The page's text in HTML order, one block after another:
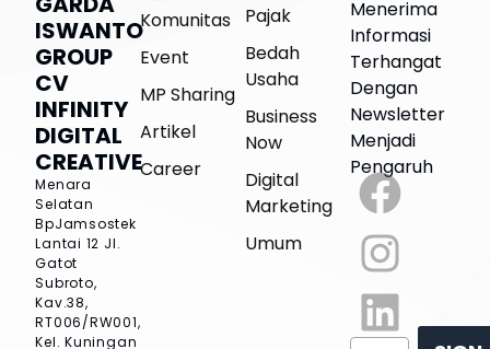
ISWANTO
GROUP
CV
INFINITY
DIGITAL
CREATIVE
Menara
Selatan
BpJamsostek
Lantai 12 Jl.
Gatot
Subroto,
Kav.38,
RT006/RW001,
Kel. Kuningan
Komunitas
Event
MP Sharing
Artikel
Career
Pajak
Bedah
Usaha
Business
Now
Digital
Marketing
Umum
Menerima
Informasi
Terhangat
Dengan
Newsletter
Menjadi
Pengaruh